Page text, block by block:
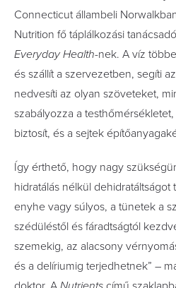
Connecticut állambeli
Nutrition fő táplálkozási
Everyday Health-nek. A víz
és szállít a szervezetben, segíti
nedvesíti az olyan szöveteket,
szabályozza a
biztosít, és a sejtek
Így érthető, hogy nagy
hidratálás nélkül dehidratáltságot
enyhe vagy súlyos, a tünetek a
szédüléstől és fáradtságtól
szemekig, az alacsony
és a delíriumig terjedhetnek” –